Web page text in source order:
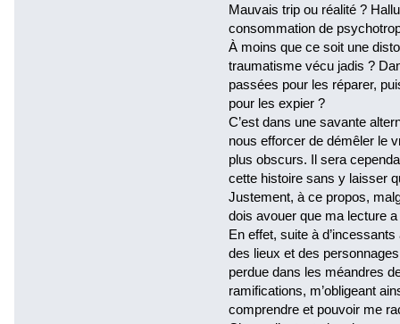
Mauvais trip ou réalité ?
consommation de
À moins que ce soit une
traumatisme vécu jadis ?
passées pour les réparer,
pour les expier ?
C’est dans une savante
nous efforcer de démêler le
plus obscurs. Il sera
cette histoire sans y laisser
Justement, à ce propos,
dois avouer que ma lecture
En effet, suite à
des lieux et des
perdue dans les méandres
ramifications, m’obligeant
comprendre et pouvoir me